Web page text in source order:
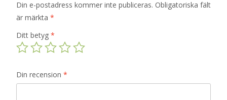
Din e-postadress kommer inte publiceras. Obligatoriska fält
är märkta *
Ditt betyg *
Din recension *